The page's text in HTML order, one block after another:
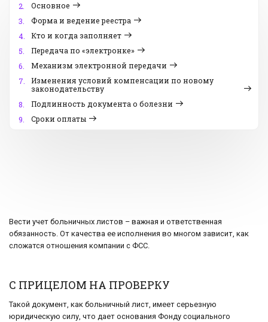
2.
Основное
3.
Форма и ведение реестра
4.
Кто и когда заполняет
5.
Передача по «электронке»
6.
Механизм электронной передачи
7.
Изменения условий компенсации по новому
законодательству
8.
Подлинность документа о болезни
9.
Сроки оплаты
Вести учет больничных листов – важная и ответственная
обязанность. От качества ее исполнения во многом зависит, как
сложатся отношения компании с ФСС.
С ПРИЦЕЛОМ НА ПРОВЕРКУ
Такой документ, как больничный лист, имеет серьезную
юридическую силу, что дает основания Фонду социального